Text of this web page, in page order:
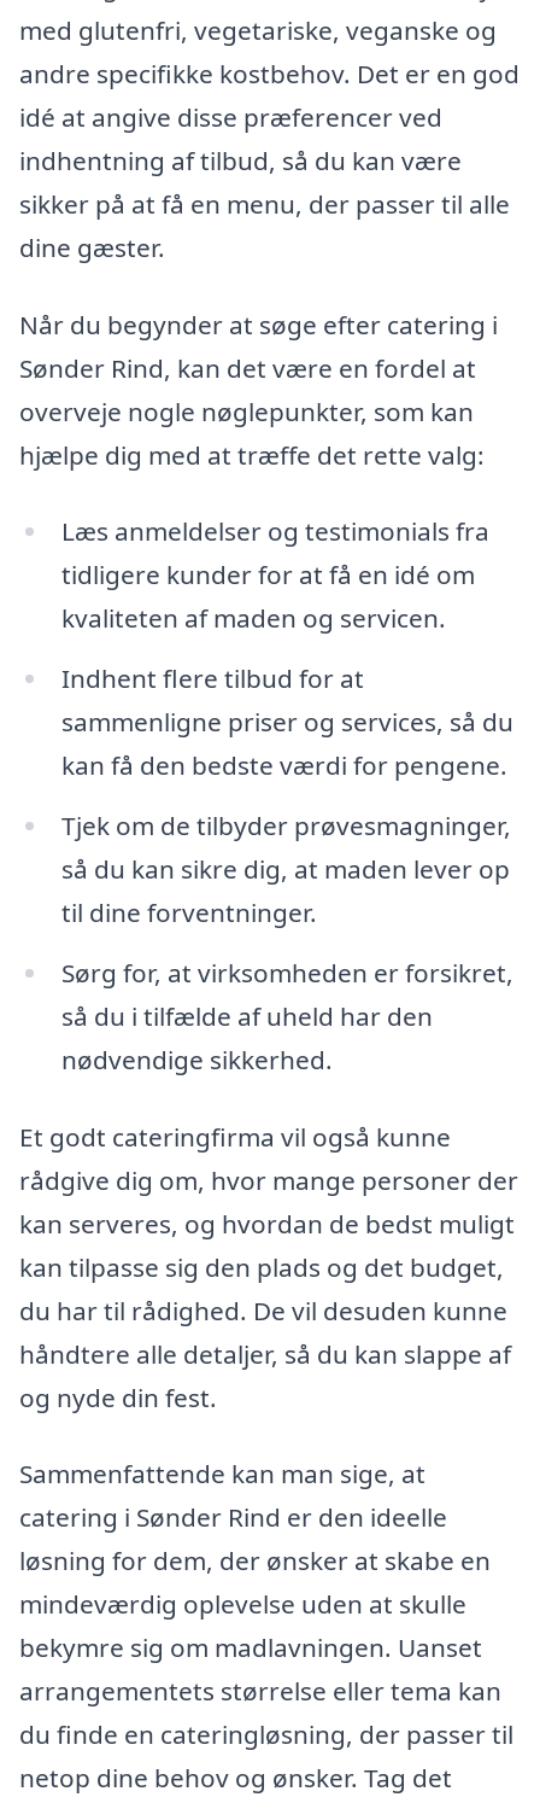
med glutenfri, vegetariske, veganske og
andre specifikke kostbehov. Det er en god
idé at angive disse præferencer ved
indhentning af tilbud, så du kan være
sikker på at få en menu, der passer til alle
dine gæster.
Når du begynder at søge efter catering i
Sønder Rind, kan det være en fordel at
overveje nogle nøglepunkter, som kan
hjælpe dig med at træffe det rette valg:
Læs anmeldelser og testimonials fra
tidligere kunder for at få en idé om
kvaliteten af maden og servicen.
Indhent flere tilbud for at
sammenligne priser og services, så du
kan få den bedste værdi for pengene.
Tjek om de tilbyder prøvesmagninger,
så du kan sikre dig, at maden lever op
til dine forventninger.
Sørg for, at virksomheden er forsikret,
så du i tilfælde af uheld har den
nødvendige sikkerhed.
Et godt cateringfirma vil også kunne
rådgive dig om, hvor mange personer der
kan serveres, og hvordan de bedst muligt
kan tilpasse sig den plads og det budget,
du har til rådighed. De vil desuden kunne
håndtere alle detaljer, så du kan slappe af
og nyde din fest.
Sammenfattende kan man sige, at
catering i Sønder Rind er den ideelle
løsning for dem, der ønsker at skabe en
mindeværdig oplevelse uden at skulle
bekymre sig om madlavningen. Uanset
arrangementets størrelse eller tema kan
du finde en cateringløsning, der passer til
netop dine behov og ønsker. Tag det